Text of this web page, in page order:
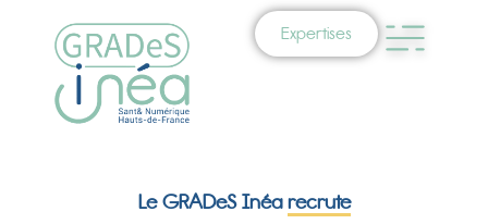
Expertises
Le GRADeS Inéarecrute